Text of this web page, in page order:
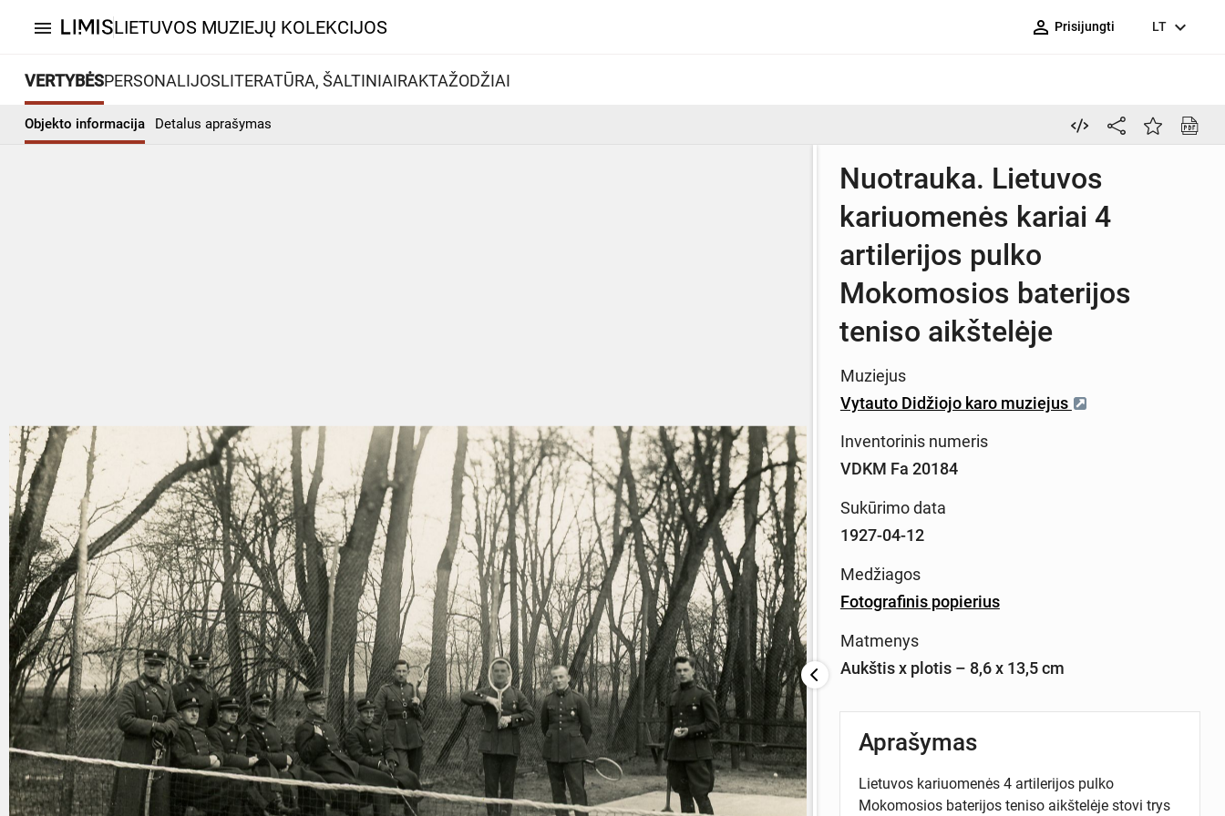
menu LIETUVOS MUZIEJŲ KOLEKCIJOS person_outline Prisijungti LT expand_more
VERTYBĖSPERSONALIJOSLITERATŪRA, ŠALTINIAIRAKTAŽODŽIAI
Objekto informacija Detalus aprašymas
Nuotrauka. Lietuvos
kariuomenės kariai 4
artilerijos pulko
Mokomosios baterijos
teniso aikštelėje
Muziejus
Vytauto Didžiojo karo muziejus
Inventorinis numeris
VDKM Fa 20184
Sukūrimo data
1927-04-12
Medžiagos
Fotografinis popierius
Matmenys
Aukštis x plotis – 8,6 x 13,5 cm
Aprašymas
Lietuvos kariuomenės 4 artilerijos pulko
Mokomosios baterijos teniso aikštelėje stovi trys